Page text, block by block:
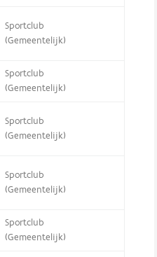
Sportclub
(Gemeentelijk)
Sportclub
(Gemeentelijk)
Sportclub
(Gemeentelijk)
Sportclub
(Gemeentelijk)
Sportclub
(Gemeentelijk)